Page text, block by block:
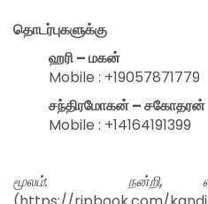
தொடர்புகளுக்கு
ஹரி–மகன்
Mobile : +19057871779
சந்திரமோகன் – சகோதரன்
Mobile : +14164191399
மூலம்: நன்றி,